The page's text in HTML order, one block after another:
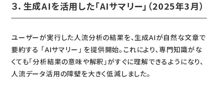
３．生成AIを活用した「AIサマリー」（2025年3月）
ユーザーが実行した人流分析の結果を、生成AIが自然な文章で
要約する 「AIサマリー」 を提供開始。これにより、専門知識がな
くても「分析結果の意味や解釈」がすぐに理解できるようになり、
人流データ活用の障壁を大きく低減しました。